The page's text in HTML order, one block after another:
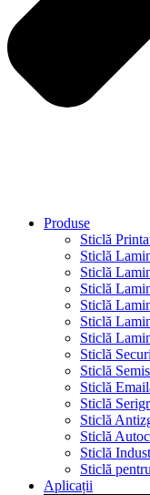
Produse
Sticlă
Sticlă
Sticlă
Sticlă
Sticlă
Sticlă
Sticlă
Sticlă
Sticlă
Sticlă
Sticlă
Sticlă
Sticlă
Sticlă
Sticlă
Aplicații